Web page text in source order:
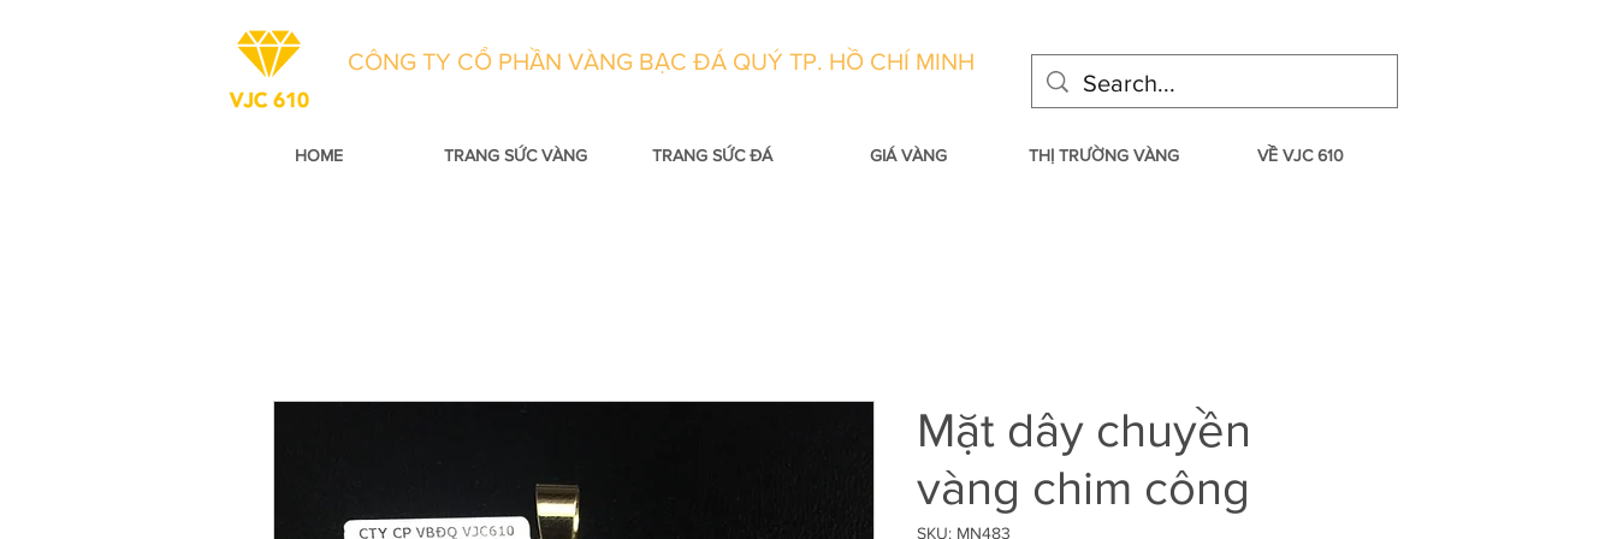
CÔNG TY CỔ PHẦN VÀNG BẠC ĐÁ QUÝ TP. HỒ CHÍ MINH
HOME TRANG SỨC VÀNG TRANG SỨC ĐÁ GIÁ VÀNG THỊ TRƯỜNG VÀNG VỀ VJC 610
Mặt dây chuyền
vàng chim công
SKU: MN483